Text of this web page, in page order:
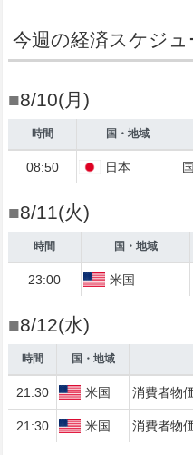
今週の経済スケジュ
■8/10(月)
時間 国・地域
08:50 日本
■8/11(火)
時間 国・地域
23:00 米国
■8/12(水)
時間 国・地域
21:30 米国 消費者物
21:30 米国 消費者物